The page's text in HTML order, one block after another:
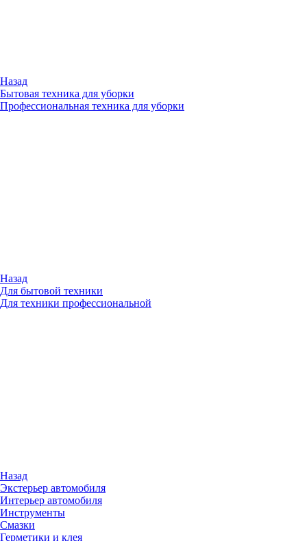
Назад
Бытовая техника для уборки
Профессиональная техника для уборки
Назад
Для бытовой техники
Для техники профессиональной
Назад
Экстерьер автомобиля
Интерьер автомобиля
Инструменты
Смазки
Герметики и клея